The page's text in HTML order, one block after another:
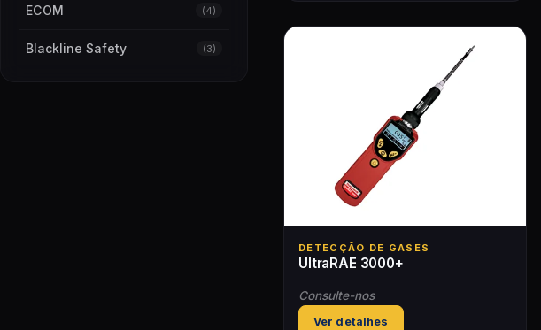
ECOM (4)
Blackline Safety (3)
DETECÇÃO DE GASES
UltraRAE 3000+
Consulte-nos
Ver detalhes